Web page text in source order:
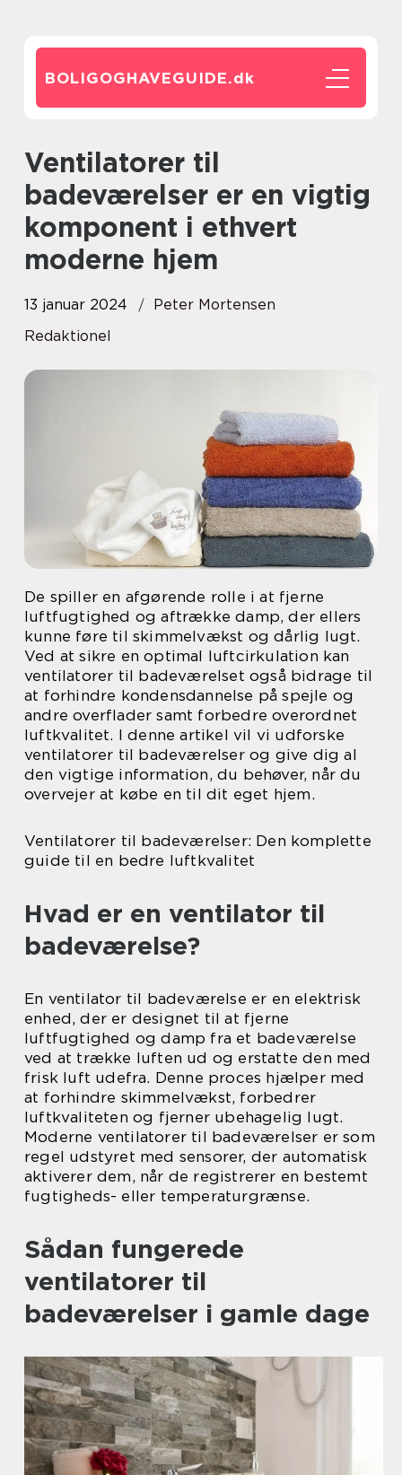
BOLIGOGHAVEGUIDE.dk
Ventilatorer til
badeværelser er en vigtig
komponent i ethvert
moderne hjem
13 januar 2024
Peter Mortensen
Redaktionel
De spiller en afgørende rolle i at fjerne
luftfugtighed og aftrække damp, der ellers
kunne føre til skimmelvækst og dårlig lugt.
Ved at sikre en optimal luftcirkulation kan
ventilatorer til badeværelset også bidrage til
at forhindre kondensdannelse på spejle og
andre overflader samt forbedre overordnet
luftkvalitet. I denne artikel vil vi udforske
ventilatorer til badeværelser og give dig al
den vigtige information, du behøver, når du
overvejer at købe en til dit eget hjem.
Ventilatorer til badeværelser: Den komplette
guide til en bedre luftkvalitet
Hvad er en ventilator til
badeværelse?
En ventilator til badeværelse er en elektrisk
enhed, der er designet til at fjerne
luftfugtighed og damp fra et badeværelse
ved at trække luften ud og erstatte den med
frisk luft udefra. Denne proces hjælper med
at forhindre skimmelvækst, forbedrer
luftkvaliteten og fjerner ubehagelig lugt.
Moderne ventilatorer til badeværelser er som
regel udstyret med sensorer, der automatisk
aktiverer dem, når de registrerer en bestemt
fugtigheds- eller temperaturgrænse.
Sådan fungerede
ventilatorer til
badeværelser i gamle dage